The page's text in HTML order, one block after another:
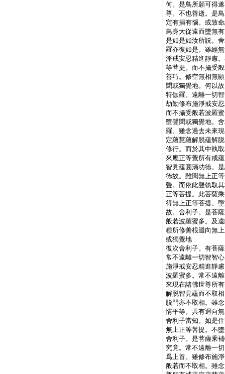
何。是鳥所願可得
尊。不也善逝。是
定有損有惱。或致
鳥身大從遠而墮無
是如是如汝所説。
羅亦復如是。雖經
淨戒安忍精進靜慮
等菩提。而不攝受
善巧。修空無相無
聞或獨覺地。何以
特伽羅。遠離一切
劫勤修布施淨戒安
而不攝受般若波羅
墮聲聞或獨覺地。
羅。雖念過去未來
定蘊慧蘊解脱蘊解
修行。而於其中執
來應正等覺所有戒
智見蘊圓滿功徳。
徳故。雖聞無上正
聲。而依此聲執取
正等菩提。此菩薩
得無上正等菩提。
故。舍利子。是菩
般若波羅蜜多。及
種所修善根迴向無
或獨覺地
復次舍利子。有菩
常不遠離一切智智
施淨戒安忍精進靜
波羅蜜多。常不遠
來現在諸佛世尊所
解脱智見蘊而不取
脱門亦不取相。雖
情平等。共有迴向
舍利子當知。如是
無上正等菩提。不
舍利子。是菩薩乘
究竟。常不遠離一
爲上首。雖修布施
般若而不取相。雖